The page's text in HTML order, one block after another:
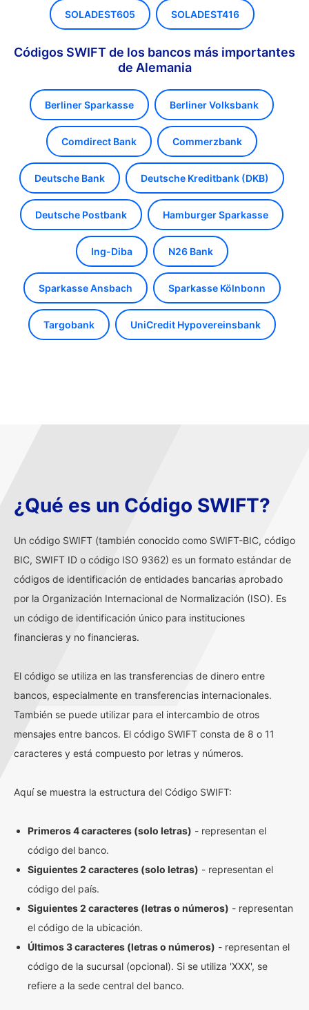
SOLADEST605 SOLADEST416
Códigos SWIFT de los bancos más importantes
de Alemania
Berliner Sparkasse Berliner Volksbank
Comdirect Bank Commerzbank
Deutsche Bank Deutsche Kreditbank (DKB)
Deutsche Postbank Hamburger Sparkasse
Ing-Diba N26 Bank
Sparkasse Ansbach Sparkasse Kölnbonn
Targobank UniCredit Hypovereinsbank
¿Qué es un Código SWIFT?
Un código SWIFT (también conocido como SWIFT-BIC, código
BIC, SWIFT ID o código ISO 9362) es un formato estándar de
códigos de identificación de entidades bancarias aprobado
por la Organización Internacional de Normalización (ISO). Es
un código de identificación único para instituciones
financieras y no financieras.
El código se utiliza en las transferencias de dinero entre
bancos, especialmente en transferencias internacionales.
También se puede utilizar para el intercambio de otros
mensajes entre bancos. El código SWIFT consta de 8 o 11
caracteres y está compuesto por letras y números.
Aquí se muestra la estructura del Código SWIFT:
Primeros 4 caracteres (solo letras) - representan el
código del banco.
Siguientes 2 caracteres (solo letras) - representan el
código del país.
Siguientes 2 caracteres (letras o números) - representan
el código de la ubicación.
Últimos 3 caracteres (letras o números) - representan el
código de la sucursal (opcional). Si se utiliza 'XXX', se
refiere a la sede central del banco.